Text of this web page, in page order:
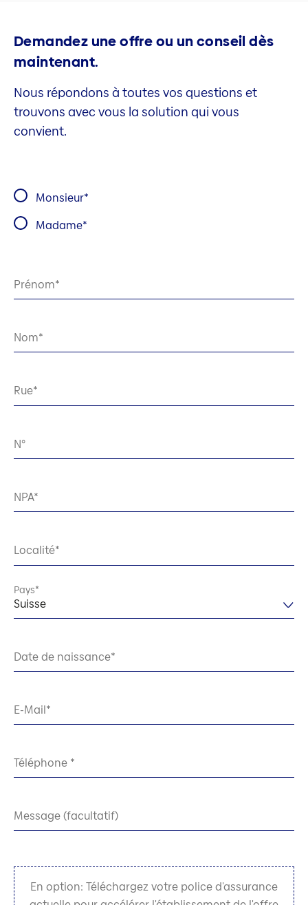
Demandez une offre ou un conseil dès
maintenant.
Nous répondons à toutes vos questions et
trouvons avec vous la solution qui vous
convient.
Monsieur
Madame
Prénom
Nom
Rue
N°
NPA
Localité
Pays
Suisse
Date de naissance
E-Mail
Téléphone
Message (facultatif)
En option: Téléchargez votre police d'assurance